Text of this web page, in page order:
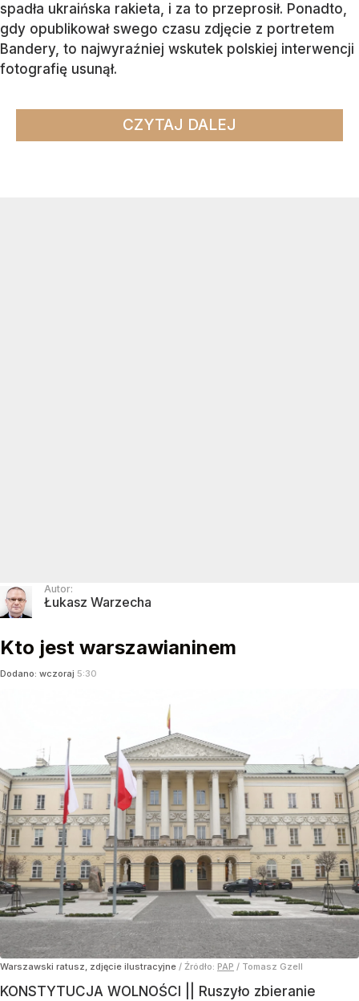
spadła ukraińska rakieta, i za to przeprosił. Ponadto,
gdy opublikował swego czasu zdjęcie z portretem
Bandery, to najwyraźniej wskutek polskiej interwencji
fotografię usunął.
CZYTAJ DALEJ
Autor:
Łukasz Warzecha
Kto jest warszawianinem
Dodano: wczoraj 5:30
Warszawski ratusz, zdjęcie ilustracyjne / Źródło: PAP / Tomasz Gzell
KONSTYTUCJA WOLNOŚCI || Ruszyło zbieranie